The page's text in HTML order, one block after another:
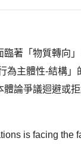
著「物質轉向
為主體性-結構
體論爭議迴避或
is facing the